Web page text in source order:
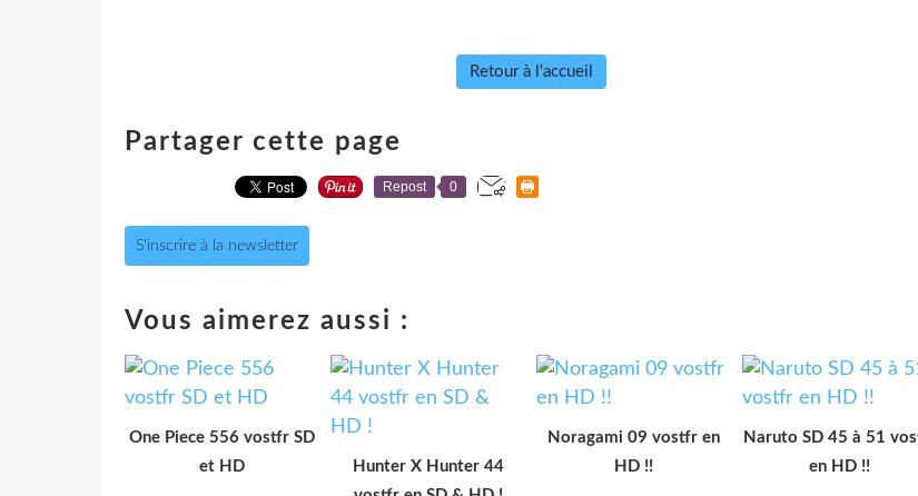
Retour à l'accueil
Partager cette page
Repost 0
S'inscrire à la newsletter
Vous aimerez aussi :
One Piece 556 vostfr SD
et HD
Hunter X Hunter 44
Noragami 09 vostfr en
HD !!
Naruto SD 45 à 51
en HD !!